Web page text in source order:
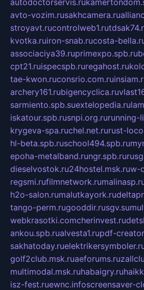
autodoctorservis.ru
avto-vozim.rusakhcamera.ru
stroyavt.rucontrolweb1.ru
kvotka.ruiron-snab.rucosta-
associaciya39.ruprimexpo.spb.ru
cpt21.ruispecspb.ruregahost.ru
tae-kwon.ruconsrio.com.ru
archery161.rubigencyclica.ru
sarmiento.spb.suextelopedia.ru
iskatour.spb.rusnpi.org.rurunning-
krygeva-spa.ruchel.net.rurust-
hl-beta.spb.ruschool494.spb.ru
epoha-metalband.rungr.spb.ru
dieselvostok.ru24hostel.msk.ruw-
regsmi.rufilmnetwork.ru
h2o-salon.rumalutkayork.ru
tango-perm.rugooddir.rusgv.su
webkrasotki.comcherinvest.ru
ankou.spb.rualvesta1.rupdf-
sakhatoday.ru
golf2club.msk.ruaeforums.ru
multimodal.msk.ruhabaigry.ru
isz-fest.ruewnc.infoscreensaver-